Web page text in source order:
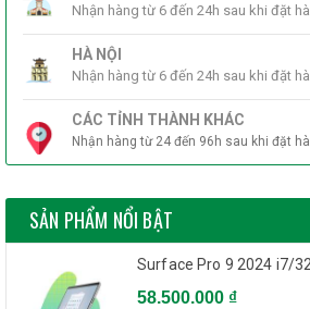
Nhận hàng từ 6 đến 24h sau khi đặt
HÀ NỘI
Nhận hàng từ 6 đến 24h sau khi đặt
CÁC TỈNH THÀNH KHÁC
Nhận hàng từ 24 đến 96h sau khi đặt
SẢN PHẨM NỔI BẬT
Surface Pro 9 2024 i7/
58.500.000 ₫